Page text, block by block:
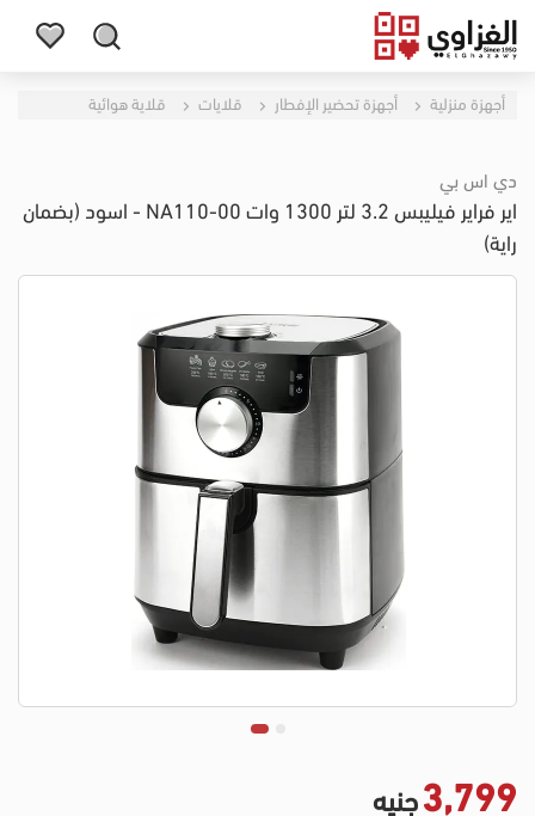
أجهزة منزلية أجهزة تحضير الإفطار قلايات قلاية هوائية
دي اس بي
اير فراير فيليبس 3.2 لتر 1300 وات NA110-00 - اسود (بضمان
راية)
3,799جنيه